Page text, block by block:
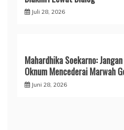
Juli 28, 2026
Mahardhika Soekarno:
Oknum Mencederai Marwah
Juni 28, 2026